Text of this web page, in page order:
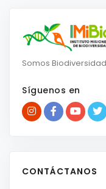
Somos
Síguenos en
CONTÁCTANOS